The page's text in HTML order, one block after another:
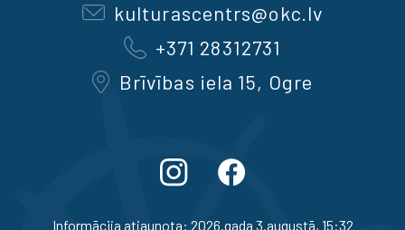
kulturascentrs@okc.lv
+371 28312731
Brīvības iela 15, Ogre
Informācija atjaunota: 2026.gada 3.augustā, 15:32